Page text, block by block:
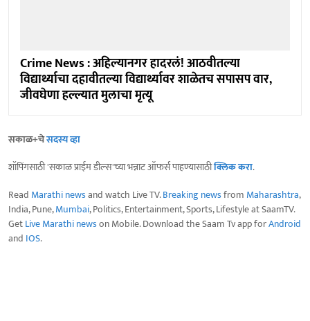
Crime News : अहिल्यानगर हादरलं! आठवीतल्या
विद्यार्थ्याचा दहावीतल्या विद्यार्थ्यावर शाळेतच सपासप वार,
जीवघेणा हल्ल्यात मुलाचा मृत्यू
सकाळ+चेसदस्य व्हा
शॉपिंगसाठी 'सकाळ प्राईम डील्स'च्या भन्नाट ऑफर्स पाहण्यासाठीक्लिक करा.
Read Marathi newsand watch Live TV.Breaking newsfrom Maharashtra,
India, Pune,Mumbai, Politics, Entertainment, Sports, Lifestyle at SaamTV.
GetLive Marathi newson Mobile. Download the Saam Tv app forAndroid
and IOS.